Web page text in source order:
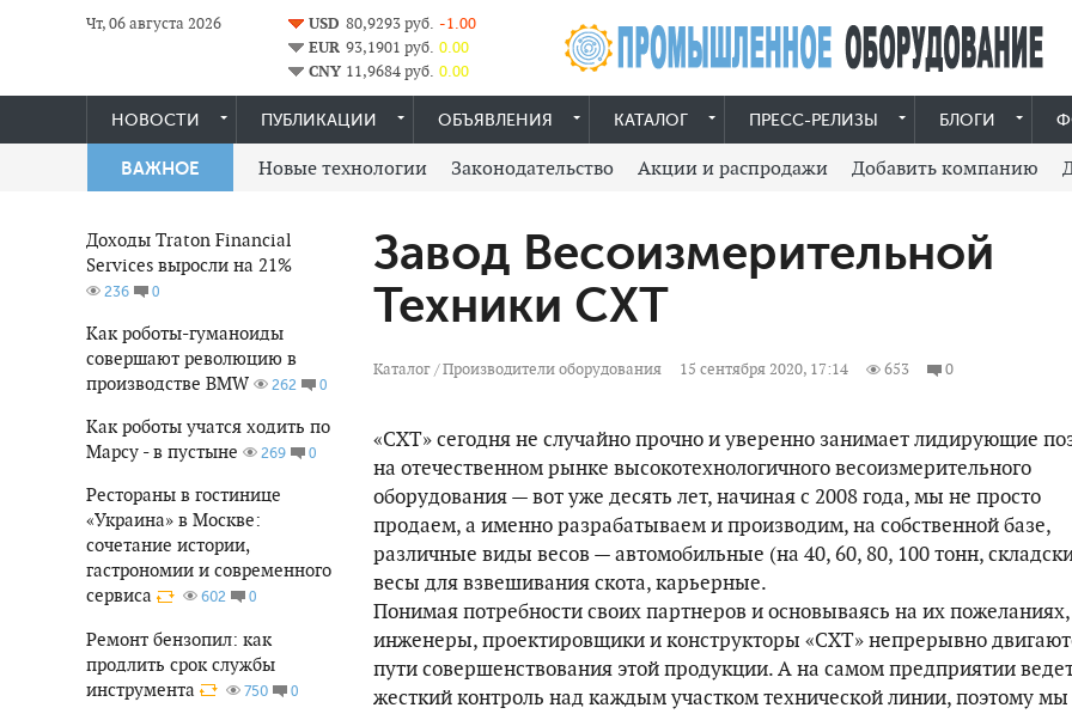
Чт, 06 августа 2026 USD 80,9293 руб. -1.00
EUR 93,1901 руб. 0.00
CNY 11,9684 руб. 0.00
НОВОСТИ ПУБЛИКАЦИИ ОБЪЯВЛЕНИЯ КАТАЛОГ ПРЕСС-РЕЛИЗЫ БЛОГИ
ВАЖНОЕ Новые технологии Законодательство Акции и распродажи Добавить компанию
Доходы Traton Financial
Services выросли на 21%
236 0
Как роботы-гуманоиды
совершают революцию в
производстве BMW
262 0
Как роботы учатся ходить по
Марсу - в пустыне
269 0
Рестораны в гостинице
«Украина» в Москве:
сочетание истории,
гастрономии и современного
сервиса
602 0
Ремонт бензопил: как
продлить срок службы
инструмента
750 0
Завод Весоизмерительной
Техники СХТ
Каталог/Производители оборудования 15 сентября 2020, 17:14 653 0
«СХТ» сегодня не случайно прочно и уверенно занимает лидирующие
на отечественном рынке высокотехнологичного весоизмерительного
оборудования — вот уже десять лет, начиная с 2008 года, мы не просто
продаем, а именно разрабатываем и производим, на собственной базе,
различные виды весов — автомобильные (на 40, 60, 80, 100 тонн,
весы для взвешивания скота, карьерные.
Понимая потребности своих партнеров и основываясь на их пожеланиях,
инженеры, проектировщики и конструкторы «СХТ» непрерывно
пути совершенствования этой продукции. А на самом предприятии
жесткий контроль над каждым участком технической линии, поэтому мы